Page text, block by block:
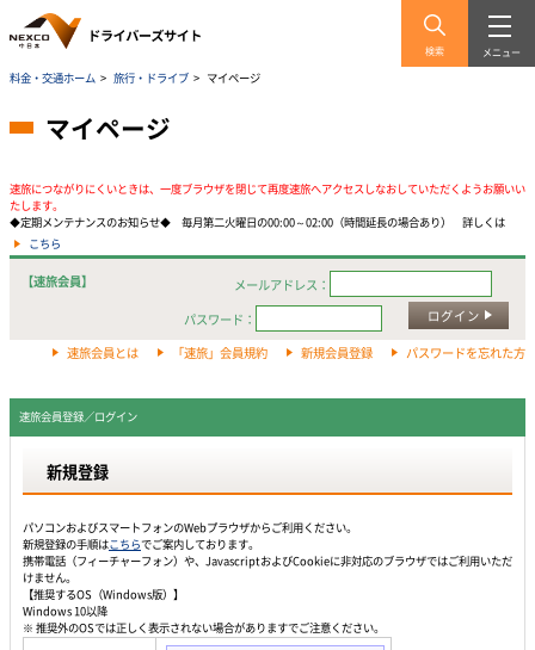
検索 メニュー
料金・交通ホーム > 旅行・ドライブ > マイページ
マイページ
速旅につながりにくいときは、一度ブラウザを閉じて再度速旅へアクセスしなおしていただくようお願いい
たします。
◆定期メンテナンスのお知らせ◆ 毎月第二火曜日の00:00～02:00（時間延長の場合あり） 詳しくは
こちら
【速旅会員】
メールアドレス：
パスワード：
ログイン
速旅会員とは 「速旅」会員規約 新規会員登録 パスワードを忘れた方
速旅会員登録／ログイン
新規登録
パソコンおよびスマートフォンのWebプラウザからご利用ください。
新規登録の手順はこちらでご案内しております。
携帯電話（フィーチャーフォン）や、JavascriptおよびCookieに非対応のブラウザではご利用いただ
けません。
【推奨するOS（Windows版）】
Windows 10以降
※ 推奨外のOSでは正しく表示されない場合がありますでご注意ください。